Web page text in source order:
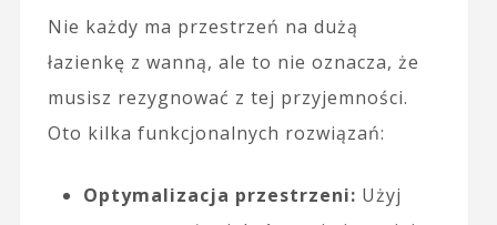
Nie każdy ma przestrzeń na dużą
łazienkę z wanną, ale to nie oznacza, że
musisz rezygnować z tej przyjemności.
Oto kilka funkcjonalnych rozwiązań:
Optymalizacja przestrzeni: Użyj